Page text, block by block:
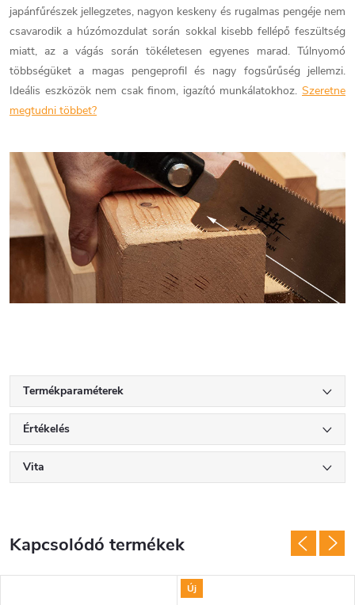
japánfűrészek jellegzetes, nagyon keskeny és rugalmas pengéje nem
csavarodik a húzómozdulat során sokkal kisebb fellépő feszültség
miatt, az a vágás során tökéletesen egyenes marad. Túlnyomó
többségüket a magas pengeprofil és nagy fogsűrűség jellemzi.
Ideális eszközök nem csak finom, igazító munkálatokhoz. Szeretne
megtudni többet?
Termékparaméterek
Értékelés
Vita
Kapcsolódó termékek
Új